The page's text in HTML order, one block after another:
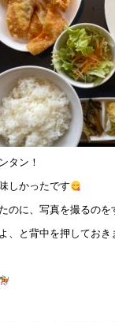
タン！
しかったです
のに、写真を撮るの
、と背中を押しておき